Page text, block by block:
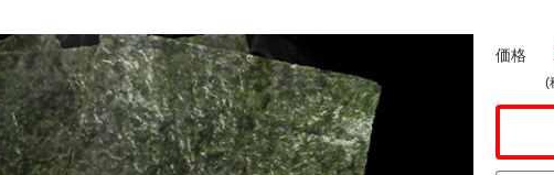
価格
(